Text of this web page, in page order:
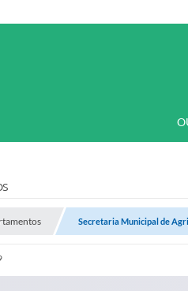
Secretaria Municipal de